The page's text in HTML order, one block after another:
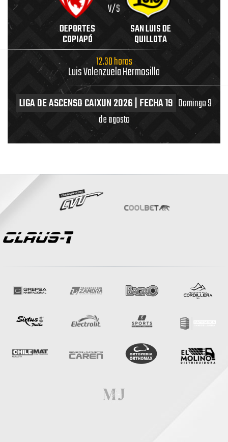
DEPORTES
COPIAPÓ
V/S
SAN LUIS DE
QUILLOTA
12.30 horas
Luis Valenzuela Hermosilla
LIGA DE ASCENSO CAIXUN 2026 | FECHA 19 Domingo 9
de agosto